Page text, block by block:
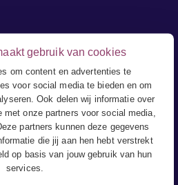
gebruik van cookies
om content en advertenties te
voor social media te bieden en om
Ook delen wij informatie over
onze partners voor social media,
partners kunnen deze gegevens
die jij aan hen hebt verstrekt
op basis van jouw gebruik van hun
services.